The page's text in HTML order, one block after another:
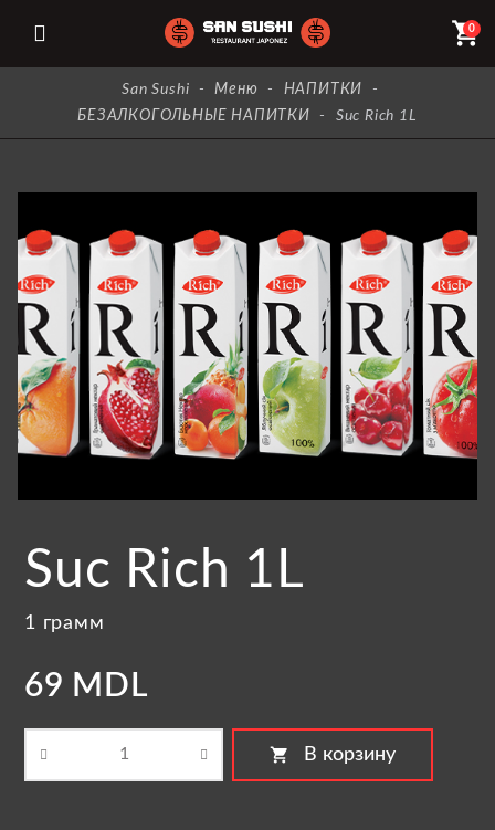
0
shopping_cart
San Sushi - Меню - НАПИТКИ
-
БЕЗАЛКОГОЛЬНЫЕ НАПИТКИ
- Suc Rich 1L
Suc Rich 1L
1 грамм
69 MDL
shopping_cart В корзину